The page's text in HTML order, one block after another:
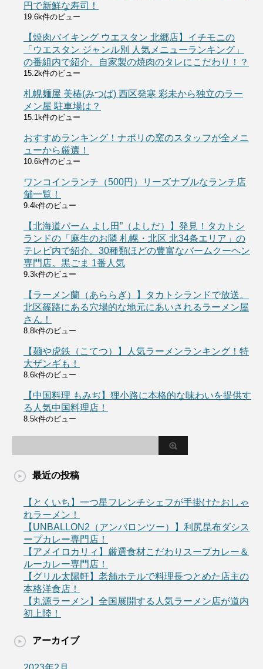
円で新鮮な寿司！
19.6k件のビュー
【焼肉バイキング ウエスタン 北郷店】イチモニの
「ウエスタン ジャンル別 人気メニューランキング」
の番組内で紹介。自家製の焼肉のタレにこだわり！？
15.2k件のビュー
札幌麺屋 美椿(みつば) 西区発寒 彩未から独立のラー
メン屋 駐車場は？
15.1k件のビュー
おすすめランキング！ナポリの窯のスタッフが全メニ
ューから厳選！
10.6k件のビュー
ワンコインランチ（500円）リーズナブルなランチ店
舗一覧！
9.4k件のビュー
【北海道バーム よし田”（よしだ）】発見！タカトシ
ランドの「麻生のお隣 札幌・北区 北34条エリア」の
テレビ内で紹介。30種類ほどの豊富なバームクーヘン
専門店。黒ごま 1番人気
9.3k件のビュー
【ラーメン蘭（あららぎ）】タカトシランドで放送。
北区篠路にある穴場的な地元にあいされるラーメン屋
さん！
8.8k件のビュー
【麺や虎鉄（こてつ）】人気ラーメンランキング！特
大ザンギも！
8.6k件のビュー
【中国料理 もみぢ】狸小路に本格的な味わいを提供す
る人気中国料理店！
8.5k件のビュー
最近の投稿
【とくいち】一つ星フレンチシェフが手掛けたおしゃ
れラーメン！
【UNBALLON2（アンバロンツー）】利尻昆布ダシス
ープカレー専門店！
【アメイロカリィ】厳選食材こだわりスープカレー＆
ルーカレー専門店！
【グリル太陽軒】老舗ホテルで料理長つとめた店主の
本格洋食店！
【丸源ラーメン】全国展開する人気ラーメン店が道内
初上陸！
アーカイブ